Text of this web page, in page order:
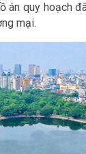
án quy hoạch
mại.